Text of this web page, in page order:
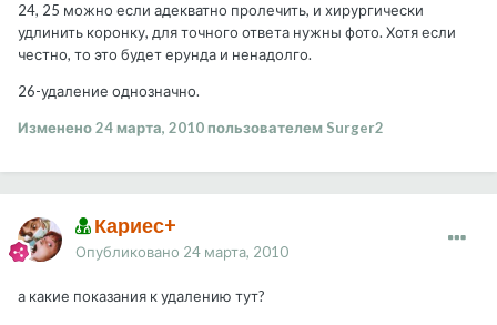
24, 25 можно если адекватно пролечить, и хирургически
удлинить коронку, для точного ответа нужны фото. Хотя если
честно, то это будет ерунда и ненадолго.
26-удаление однозначно.
Изменено24 марта, 2010пользователем Surger2
Кариес+
Опубликовано 24 марта, 2010
а какие показания к удалению тут?